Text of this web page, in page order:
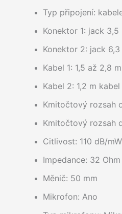
Typ připojení:
Konektor 1: jack 3,5
Konektor 2: jack 6,3
Kabel 1: 1,5 až 2,8
Kabel 2: 1,2 m
Kmitočtový rozsah
Kmitočtový rozsah
Citlivost: 110 dB/mW
Impedance: 32 Ohm
Měnič: 50 mm
Mikrofon: Ano